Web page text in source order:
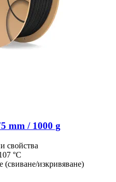
mm / 1000 g
свойства
°C
изкривяване)